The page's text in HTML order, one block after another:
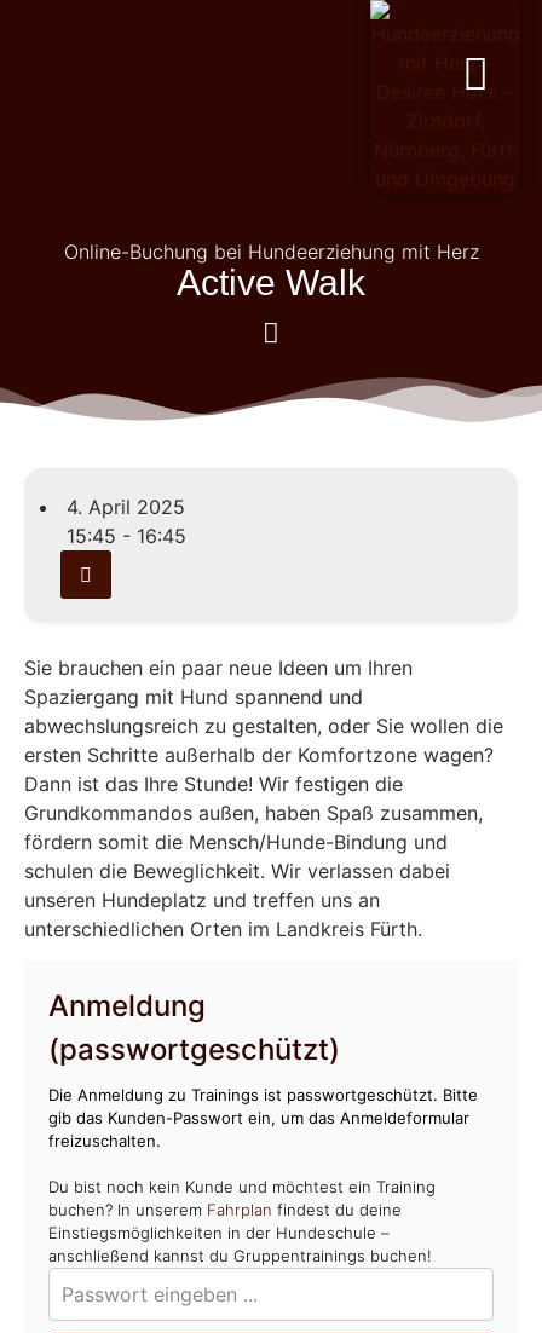
Online-Buchung bei Hundeerziehung mit Herz
Active Walk
4. April 2025
15:45 - 16:45
Sie brauchen ein paar neue Ideen um Ihren
Spaziergang mit Hund spannend und
abwechslungsreich zu gestalten, oder Sie wollen die
ersten Schritte außerhalb der Komfortzone wagen?
Dann ist das Ihre Stunde! Wir festigen die
Grundkommandos außen, haben Spaß zusammen,
fördern somit die Mensch/Hunde-Bindung und
schulen die Beweglichkeit. Wir verlassen dabei
unseren Hundeplatz und treffen uns an
unterschiedlichen Orten im Landkreis Fürth.
Anmeldung
(passwortgeschützt)
Die Anmeldung zu Trainings ist passwortgeschützt. Bitte
gib das Kunden-Passwort ein, um das Anmeldeformular
freizuschalten.
Du bist noch kein Kunde und möchtest ein Training
buchen? In unserem Fahrplan findest du deine
Einstiegsmöglichkeiten in der Hundeschule –
anschließend kannst du Gruppentrainings buchen!